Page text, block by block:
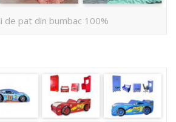
de pat din bumbac 100%